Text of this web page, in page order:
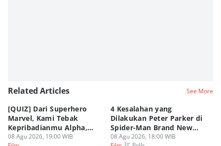
Related Articles See More
[QUIZ] Dari Superhero
Marvel, Kami Tebak
Kepribadianmu Alpha,
Beta, atau Omega
08 Agu 2026, 19:00 WIB
4 Kesalahan yang
Dilakukan Peter Parker di
Spider-Man Brand New
Day
08 Agu 2026, 18:00 WIB